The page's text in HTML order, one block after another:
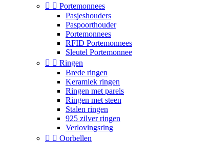
  Portemonnees
Pasjeshouders
Paspoorthouder
Portemonnees
RFID Portemonnees
Sleutel Portemonnee
  Ringen
Brede ringen
Keramiek ringen
Ringen met parels
Ringen met steen
Stalen ringen
925 zilver ringen
Verlovingsring
  Oorbellen